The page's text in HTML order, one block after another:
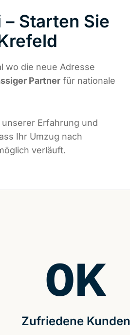
Starten Sie
wo die neue Adresse
Partner für nationale
unserer Erfahrung und
Ihr Umzug nach
verläuft.
Zufriedene Kunden
0K